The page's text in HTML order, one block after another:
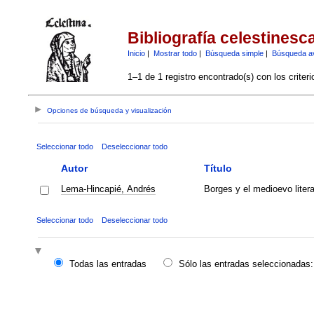
Bibliografía
Inicio| Mostrar todo| Búsqueda simple| Búsqueda
1–1 de 1 registro encontrado(s) con los
Opciones de búsqueda y visualización
Seleccionar todo Deseleccionar todo
Autor Título
Lema-Hincapié, Andrés Borges y el medioevo
Seleccionar todo Deseleccionar todo
Todas las entradas
Sólo las entradas seleccionadas: